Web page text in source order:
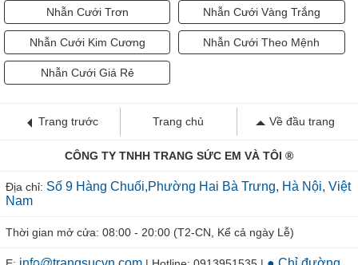
Nhẫn Cưới Trơn Nhẫn Cưới Vàng Trắng
Nhẫn Cưới Kim Cương Nhẫn Cưới Theo Mệnh
Nhẫn Cưới Giá Rẻ
Trang trước Trang chủ Về đầu trang
CÔNG TY TNHH TRANG SỨC EM VÀ TÔI ®
Địa chỉ: Số 9 Hàng Chuối,Phường Hai Bà Trưng, Hà Nội, Việt
Nam
Thời gian mở cửa: 08:00 - 20:00 (T2-CN, Kể cả ngày Lễ)